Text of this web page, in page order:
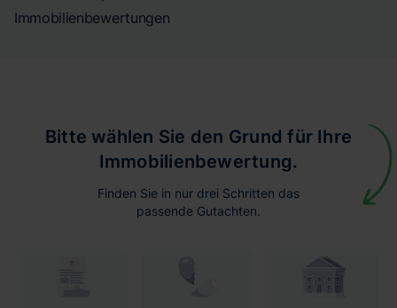
Immobilienbewertungen
Bitte wählen Sie den Grund für Ihre
Immobilienbewertung.
Finden Sie in nur drei Schritten das
passende Gutachten.